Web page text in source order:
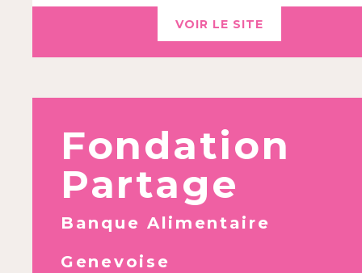
VOIR LE SITE
Fondation
Partage
Banque Alimentaire
Genevoise